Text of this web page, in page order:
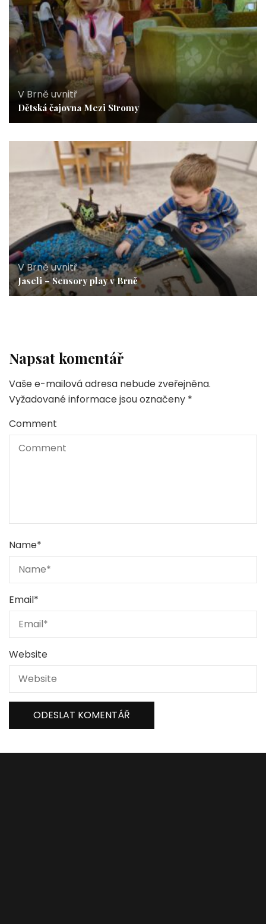
V Brně uvnitř
Dětská čajovna Mezi Stromy
V Brně uvnitř
Jaseli – Sensory play v Brně
Napsat komentář
Vaše e-mailová adresa nebude zveřejněna.
Vyžadované informace jsou označeny *
Comment
Name*
Email*
Website